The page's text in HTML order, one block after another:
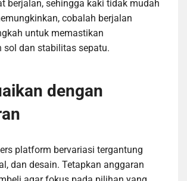
berjalan, sehingga kaki tidak mudah
cobalah berjalan
untuk memastikan
sol dan stabilitas sepatu.
dengan
platform bervariasi tergantung
dan desain. Tetapkan anggaran